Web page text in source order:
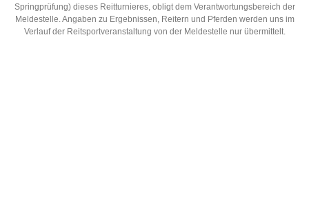
Springprüfung) dieses Reitturnieres, obligt dem Verantwortungsbereich der
Meldestelle. Angaben zu Ergebnissen, Reitern und Pferden werden uns im
Verlauf der Reitsportveranstaltung von der Meldestelle nur übermittelt.